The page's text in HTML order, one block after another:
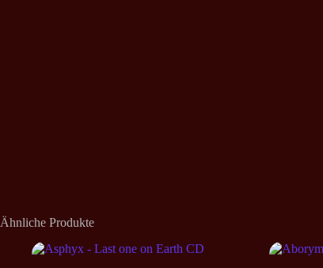
Ähnliche Produkte